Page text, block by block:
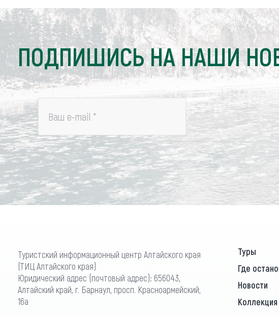
ПОДПИШИСЬ НА НАШИ
Ваш e-mail *
Туристский информационный центр Алтайского края
(ТИЦ Алтайского края)
Юридический адрес (почтовый адрес): 656043,
Алтайский край, г. Барнаул, просп. Красноармейский,
16а
Туры
Где
Новости